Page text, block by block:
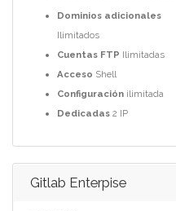
Dominios adicionales
Ilimitados
Cuentas FTP Ilimitadas
Acceso Shell
Configuración ilimitada
Dedicadas 2 IP
Gitlab Enterpise